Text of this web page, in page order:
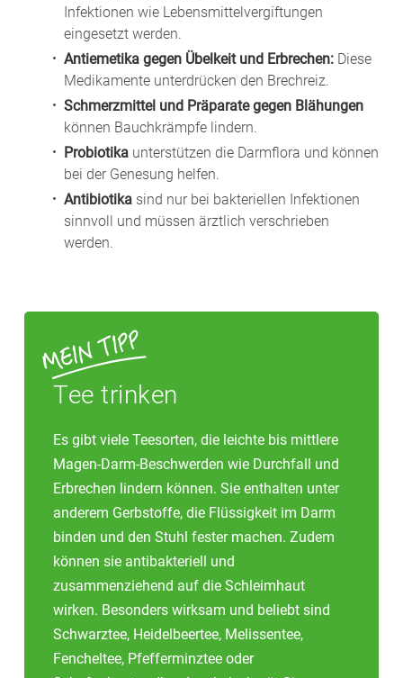
Infektionen wie Lebensmittelvergiftungen
eingesetzt werden.
Antiemetika gegen Übelkeit und Erbrechen: Diese
Medikamente unterdrücken den Brechreiz.
Schmerzmittel und Präparate gegen Blähungen
können Bauchkrämpfe lindern.
Probiotika unterstützen die Darmflora und können
bei der Genesung helfen.
Antibiotika sind nur bei bakteriellen Infektionen
sinnvoll und müssen ärztlich verschrieben
werden.
Tee trinken
Es gibt viele Teesorten, die leichte bis mittlere
Magen-Darm-Beschwerden wie Durchfall und
Erbrechen lindern können. Sie enthalten unter
anderem Gerbstoffe, die Flüssigkeit im Darm
binden und den Stuhl fester machen. Zudem
können sie antibakteriell und
zusammenziehend auf die Schleimhaut
wirken. Besonders wirksam und beliebt sind
Schwarztee, Heidelbeertee, Melissentee,
Fencheltee, Pfefferminztee oder